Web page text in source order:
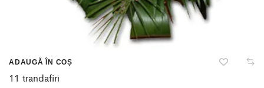
ADAUGĂ ÎN COȘ
11 trandafiri